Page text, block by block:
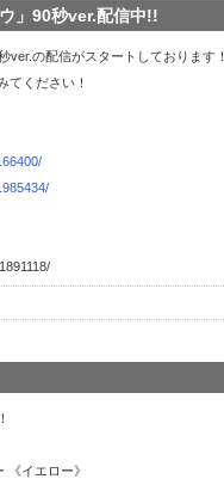
」90秒ver.配信中!!
ver.の配信がスタートしております！
てください！
イエロー》